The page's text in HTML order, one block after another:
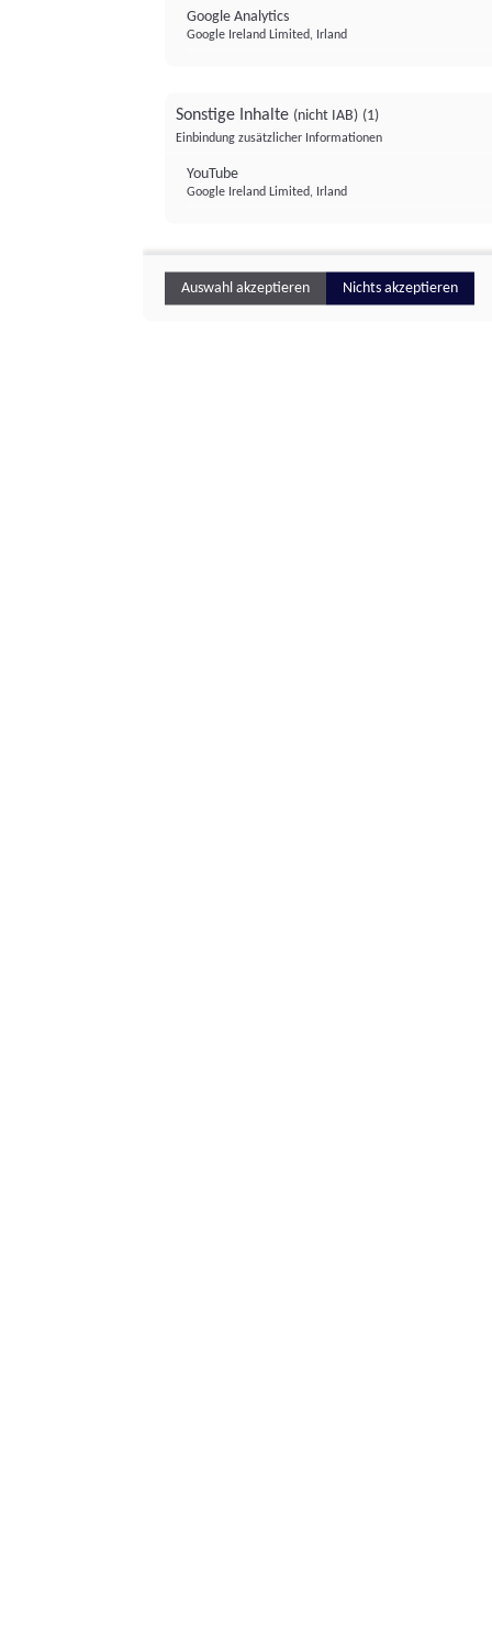
Google Analytics
Google Ireland Limited, Irland
Sonstige Inhalte (nicht IAB) (1)
Einbindung zusätzlicher Informationen
YouTube
Google Ireland Limited, Irland
Auswahl akzeptieren Nichts akzeptieren